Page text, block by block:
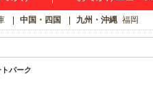
中国・四国 九州・沖縄 福岡
パーク